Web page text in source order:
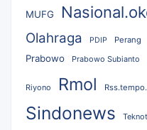
MUFG
Olahraga PDIP Perang
Prabowo Prabowo Subianto
Riyono Rmol
Sindonews